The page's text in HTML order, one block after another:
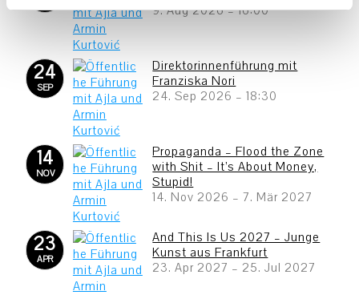
9. Aug 2026 –16:00
24
SEP
Direktorinnenführung mit
Franziska Nori
24. Sep 2026 –18:30
14
NOV
Propaganda – Flood the Zone
with Shit – It’s About Money,
Stupid!
14. Nov 2026 –7. Mär 2027
23
APR
And This Is Us 2027 – Junge
Kunst aus Frankfurt
23. Apr 2027 –25. Jul 2027